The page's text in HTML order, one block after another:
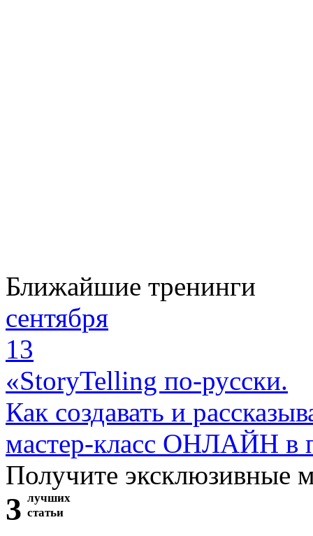
Ближайшие тренинги
сентября
13
«StoryTelling по-русски.
Как создавать и
мастер-класс ОНЛАЙН в
Получите эксклюзивные
3 лучших
статьи